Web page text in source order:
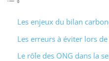
Les enjeux du bilan
Les erreurs à éviter lors
Le rôle des ONG dans la